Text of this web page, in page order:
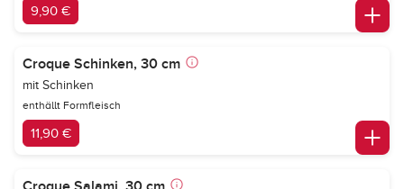
9,90 €
Croque Schinken, 30 cm
mit Schinken
enthällt Formfleisch
11,90 €